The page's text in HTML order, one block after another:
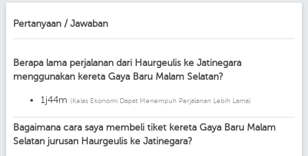
Pertanyaan / Jawaban
Berapa lama perjalanan dari Haurgeulis ke Jatinegara
menggunakan kereta Gaya Baru Malam Selatan?
1j44m (Kelas Ekonomi Dapat Menempuh Perjalanan Lebih Lama)
Bagaimana cara saya membeli tiket kereta Gaya Baru Malam
Selatan jurusan Haurgeulis ke Jatinegara?